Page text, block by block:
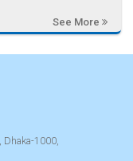
See More
Dhaka-1000,